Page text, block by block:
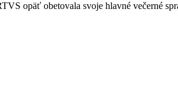
opäť obetovala svoje hlavné večerné